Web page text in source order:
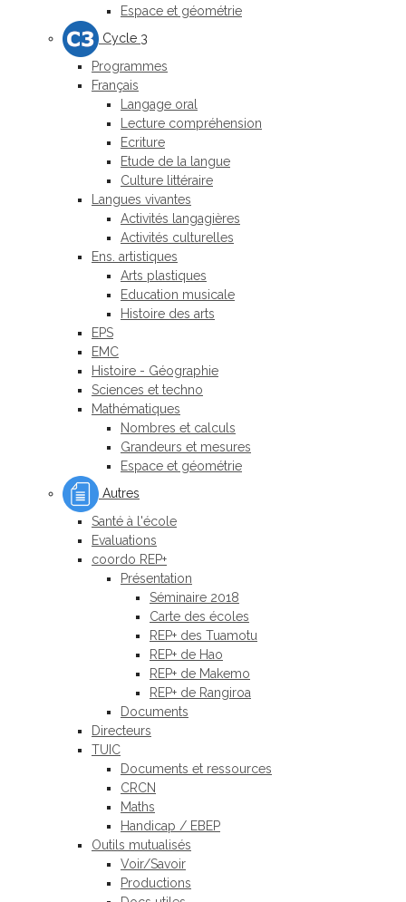
Espace et géométrie
Cycle 3
Programmes
Français
Langage oral
Lecture compréhension
Ecriture
Etude de la langue
Culture littéraire
Langues vivantes
Activités langagières
Activités culturelles
Ens. artistiques
Arts plastiques
Education musicale
Histoire des arts
EPS
EMC
Histoire - Géographie
Sciences et techno
Mathématiques
Nombres et calculs
Grandeurs et mesures
Espace et géométrie
Autres
Santé à l'école
Evaluations
coordo REP+
Présentation
Séminaire 2018
Carte des écoles
REP+ des Tuamotu
REP+ de Hao
REP+ de Makemo
REP+ de Rangiroa
Documents
Directeurs
TUIC
Documents et ressources
CRCN
Maths
Handicap / EBEP
Outils mutualisés
Voir/Savoir
Productions